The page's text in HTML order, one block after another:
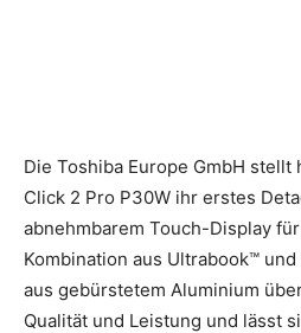
Die Toshiba Europe GmbH
Click 2 Pro P30W ihr erstes
abnehmbarem Touch-Display
Kombination aus Ultrabook™
aus gebürstetem Aluminium
Qualität und Leistung und lässt